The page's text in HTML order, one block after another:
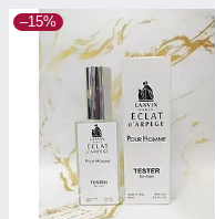
–15%